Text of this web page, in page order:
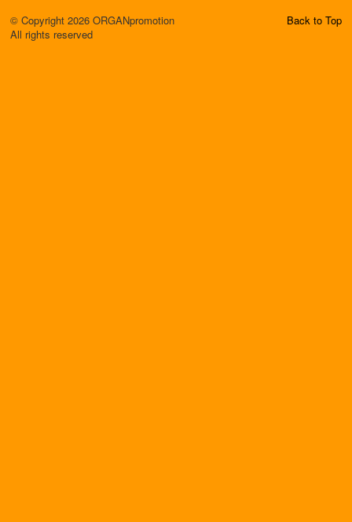
© Copyright 2026 ORGANpromotion
All rights reserved
Back to Top